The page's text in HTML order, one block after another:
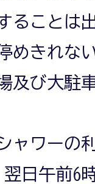
ることは
めきれな
及び大駐
ャワーの
翌日午前6